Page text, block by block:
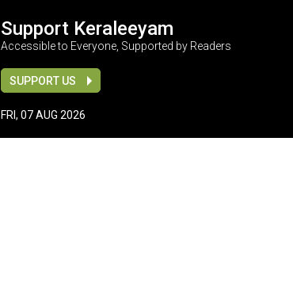
Support Keraleeyam
Accessible to Everyone, Supported by Readers
SUPPORT US
FRI, 07 AUG 2026